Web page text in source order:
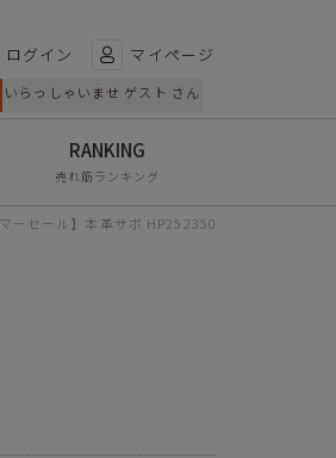
ログイン マイページ
いらっしゃいませ ゲスト さん
売れ筋ランキング
マーセール】本革サボ HP252350